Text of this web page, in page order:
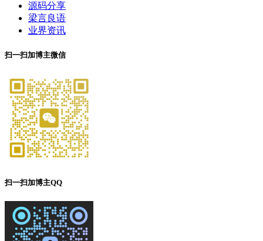
源码分享
梁言良语
业界资讯
扫一扫加博主微信
扫一扫加博主QQ